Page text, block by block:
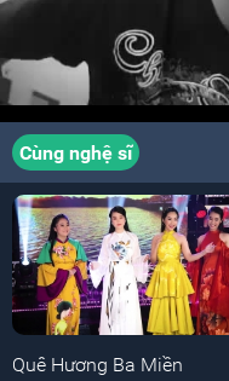
Cùng nghệ sĩ
Quê Hương Ba Miền